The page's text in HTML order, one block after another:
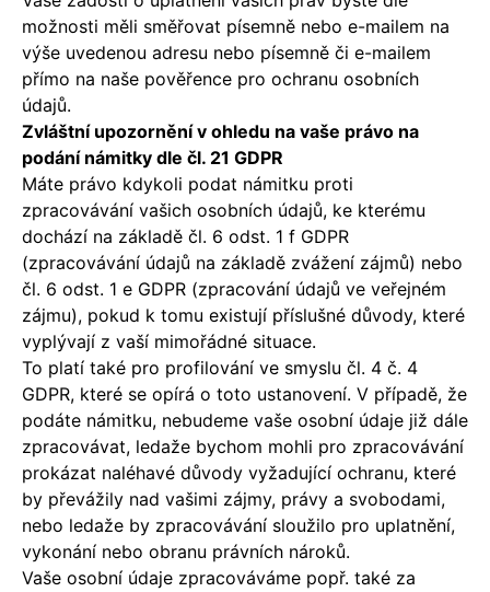
možnosti měli směřovat písemně nebo e-mailem na
výše uvedenou adresu nebo písemně či e-mailem
přímo na naše pověřence pro ochranu osobních
údajů.
Zvláštní upozornění v ohledu na vaše právo na
podání námitky dle čl. 21 GDPR
Máte právo kdykoli podat námitku proti
zpracovávání vašich osobních údajů, ke kterému
dochází na základě čl. 6 odst. 1 f GDPR
(zpracovávání údajů na základě zvážení zájmů) nebo
čl. 6 odst. 1 e GDPR (zpracování údajů ve veřejném
zájmu), pokud k tomu existují příslušné důvody, které
vyplývají z vaší mimořádné situace.
To platí také pro profilování ve smyslu čl. 4 č. 4
GDPR, které se opírá o toto ustanovení. V případě, že
podáte námitku, nebudeme vaše osobní údaje již dále
zpracovávat, ledaže bychom mohli pro zpracovávání
prokázat naléhavé důvody vyžadující ochranu, které
by převážily nad vašimi zájmy, právy a svobodami,
nebo ledaže by zpracovávání sloužilo pro uplatnění,
vykonání nebo obranu právních nároků.
Vaše osobní údaje zpracováváme popř. také za